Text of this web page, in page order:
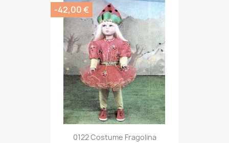
0122 Costume Fragolina
-42,00 €